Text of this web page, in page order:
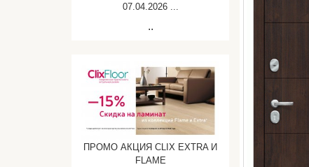
07.04.2026 ...
..
ПРОМО АКЦИЯ CLIX EXTRA И
FLAME